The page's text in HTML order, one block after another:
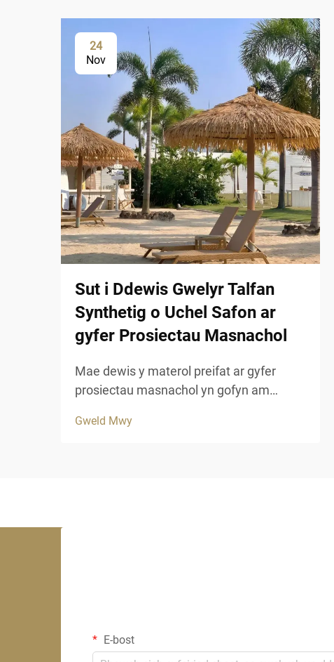
24
Nov
Sut i Ddewis Gwelyr Talfan
Synthetig o Uchel Safon ar
gyfer Prosiectau Masnachol
Mae dewis y materol preifat ar gyfer
prosiectau masnachol yn gofyn am
pherfformiad hir dymor. Mae gwely fwyd
Gweld Mwy
E-bost